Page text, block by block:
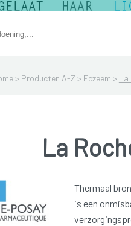
> Producten A-Z > Eczeem > La
La
Thermaal
is een